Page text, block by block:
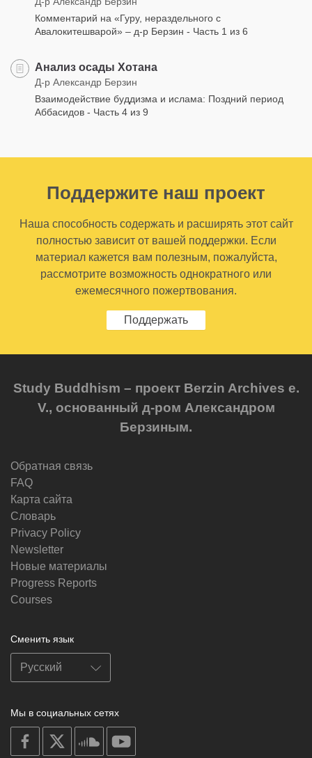
Комментарий на «Гуру, нераздельного с
Авалокитешварой» – д-р Берзин - Часть 1 из 6
Анализ осады Хотана
Д-р Александр Берзин
Взаимодействие буддизма и ислама: Поздний период
Аббасидов - Часть 4 из 9
Поддержите наш проект
Наша способность содержать и расширять этот сайт
полностью зависит от вашей поддержки. Если
материал кажется вам полезным, пожалуйста,
рассмотрите возможность однократного или
ежемесячного пожертвования.
Поддержать
Study Buddhism – проект Berzin Archives e.
V., основанный д-ром Александром
Берзиным.
Обратная связь
FAQ
Карта сайта
Словарь
Privacy Policy
Newsletter
Новые материалы
Progress Reports
Courses
Сменить язык
Мы в социальных сетях
on
facebook
soundcloud